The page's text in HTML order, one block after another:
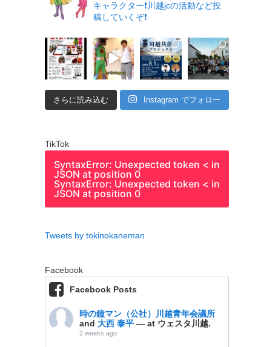
キャラクター❗️川越jcの活動など投
稿していくぞ❗️
さらに読み込む Instagram でフォロー
TikTok
SyntaxError: Unexpected token < in
JSON at position 0
SyntaxError: Unexpected token < in
JSON at position 0
Tweets by tokinokaneman
Facebook
Facebook Posts
時の鐘マン（公社）川越青年会議所
and 大西 泰平 — at ウェスタ川越.
2 weeks ago